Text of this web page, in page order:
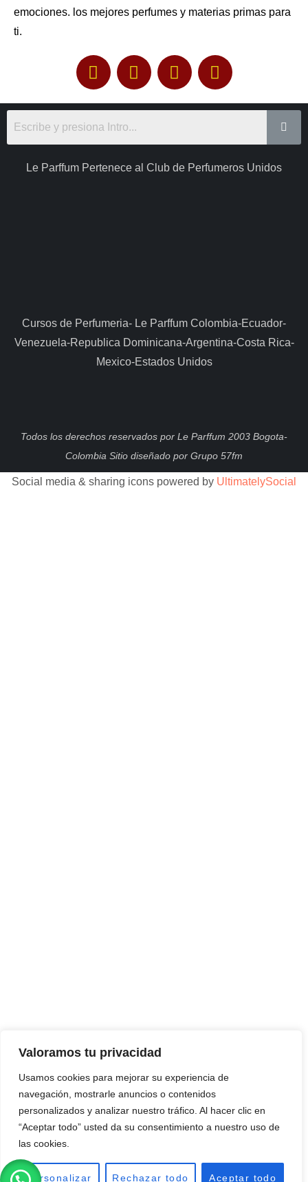
Valoramos tu privacidad
Usamos cookies para mejorar su experiencia de
navegación, mostrarle anuncios o contenidos
personalizados y analizar nuestro tráfico. Al hacer clic en
“Aceptar todo” usted da su consentimiento a nuestro uso de
las cookies.
Personalizar Rechazar todo Aceptar todo
emociones. los mejores perfumes y materias primas para
ti.
Le Parffum Pertenece al Club de Perfumeros Unidos
Cursos de Perfumeria- Le Parffum Colombia-Ecuador-
Venezuela-Republica Dominicana-Argentina-Costa Rica-
Mexico-Estados Unidos
Todos los derechos reservados por Le Parffum 2003 Bogota-
Colombia Sitio diseñado por Grupo 57fm
Social media & sharing icons powered by UltimatelySocial